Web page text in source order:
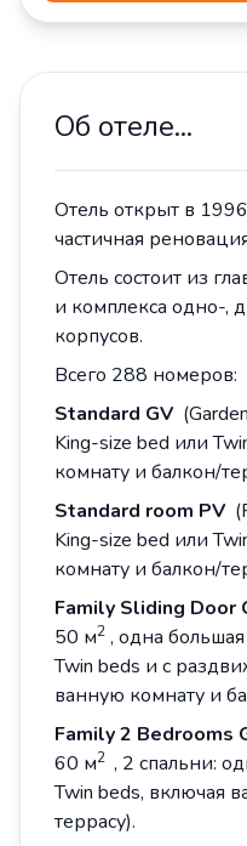
Об отеле...
Отель открыт в
частичная
Отель состоит из
и комплекса одно-,
корпусов.
Всего 288 номеров:
Standard GV
King-size bed или
комнату и балкон/
Standard room PV
King-size bed или
комнату и балкон/
Family Sliding Door
50 м2 , одна
Twin beds и с
ванную комнату и
Family2 Bedrooms
60 м2 , 2 спальни:
Twin beds, включая
террасу).